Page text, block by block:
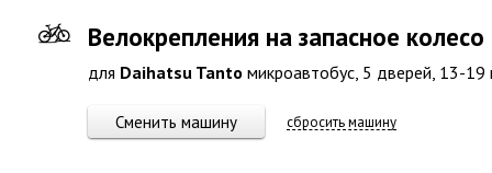
Велокрепления на запасное колесо
для Daihatsu Tanto микроавтобус, 5 дверей, 13-19
Сменить машину сбросить машину